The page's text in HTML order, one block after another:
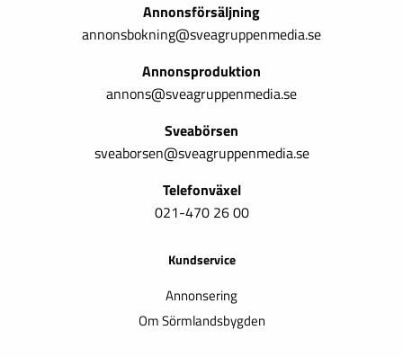
Annonsförsäljning
annonsbokning@sveagruppenmedia.se
Annonsproduktion
annons@sveagruppenmedia.se
Sveabörsen
sveaborsen@sveagruppenmedia.se
Telefonväxel
021-470 26 00
Kundservice
Annonsering
Om Sörmlandsbygden